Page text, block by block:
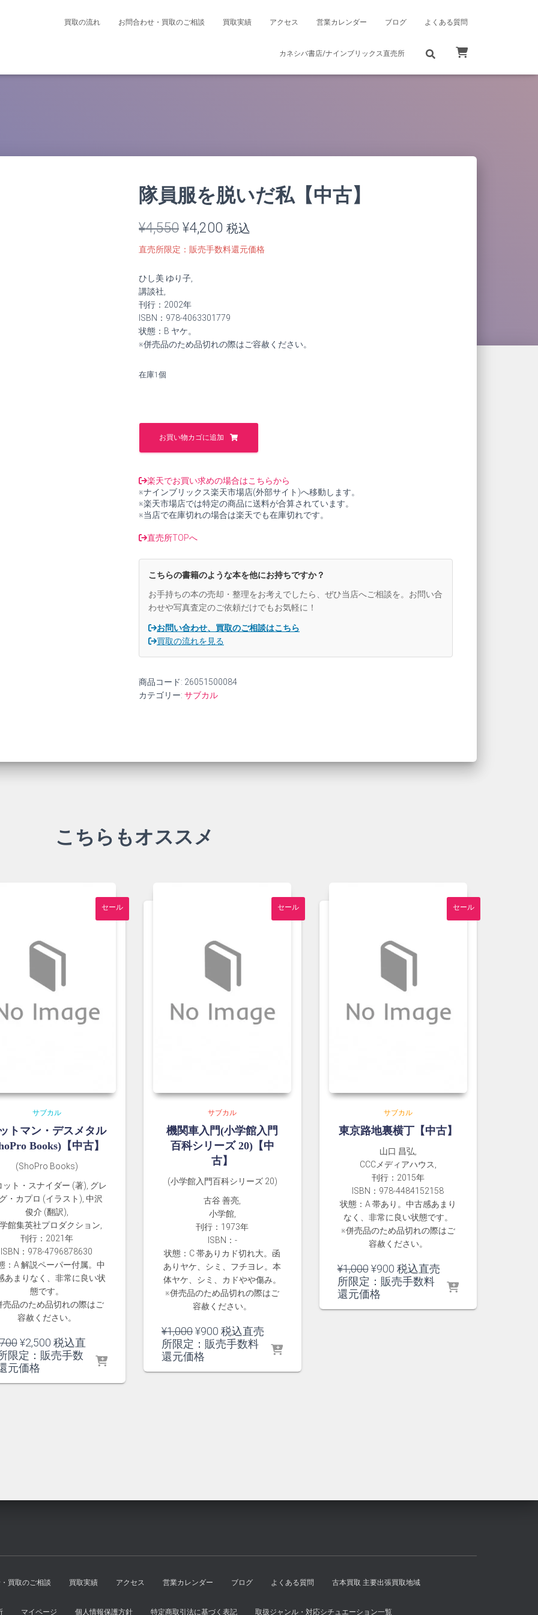
買取の流れ お問合わせ・買取のご相談 買取実績 アクセス 営業カレンダー ブログ よくある質問
カネシバ書店/ナインブリックス直売所
隊員服を脱いだ私【中古】
¥4,550 元
の
価
は
¥4,550
¥4,200 現
在
格
は
税込
直売所限定：販売手数料還元価格
ひし美 ゆり子,
講談社,
刊行：2002年
ISBN：978-4063301779
状態：B ヤケ。
※併売品のため品切れの際はご容赦ください。
在庫1個
隊
を
い
だ
私
【中
個
お買い物カゴに追加
楽天でお買い求めの場合はこちらから
※ナインブリックス楽天市場店(外部サイト)へ移動します。
※楽天市場店では特定の商品に送料が合算されています。
※当店で在庫切れの場合は楽天でも在庫切れです。
直売所TOPへ
こちらの書籍のような本を他にお持ちですか？
お手持ちの本の売却・整理をお考えでしたら、ぜひ当店へご相談を。お問い合
わせや写真査定のご依頼だけでもお気軽に！
お問い合わせ、買取のご相談はこちら
買取の流れを見る
商品コード: 26051500084
カテゴリー: サブカル
こちらもオススメ
セール
サブカル
トマン・デスメタル
Books)【中古】
(ShoPro Books)
ット・スナイダー (著), グレ
・カプロ (イラスト), 中沢
俊介 (翻訳),
館集英社プロダクション,
刊行：2021年
ISBN：978-4796878630
：A 解説ペーパー付属。中
あまりなく、非常に良い状
態です。
売品のため品切れの際はご
容赦ください。
元
の
価
¥2,500現
在
税込直
限定：販売手数
元価格
セール
サブカル
機関車入門(小学館入門
百科シリーズ 20)【中
古】
(小学館入門百科シリーズ 20)
古谷 善亮,
小学館,
刊行：1973年
ISBN：-
状態：C 帯ありカド切れ大。函
ありヤケ、シミ、フチヨレ。本
体ヤケ、シミ、カドやや傷み。
※併売品のため品切れの際はご
容赦ください。
¥1,000元
の
価
¥900 現
在
税込直売
所限定：販売手数料
還元価格
セール
サブカル
東京路地裏横丁【中古】
山口 昌弘,
CCCメディアハウス,
刊行：2015年
ISBN：978-4484152158
状態：A 帯あり。中古感あまり
なく、非常に良い状態です。
※併売品のため品切れの際はご
容赦ください。
¥1,000 元
の
価
¥900現
在
税込直売
所限定：販売手数料
還元価格
買取のご相談 買取実績 アクセス 営業カレンダー ブログ よくある質問 古本買取 主要出張買取地域
マイページ 個人情報保護方針 特定商取引法に基づく表記 取扱ジャンル・対応シチュエーション一覧